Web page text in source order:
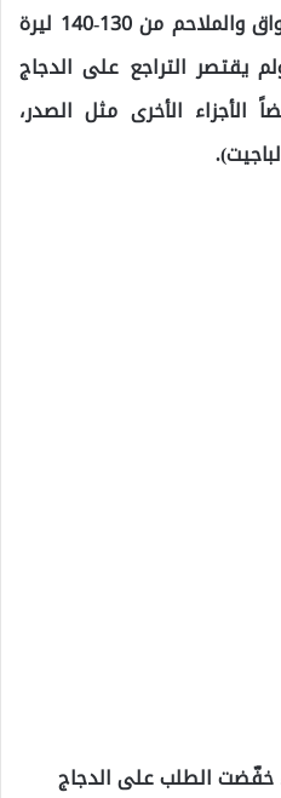
سعر الدجاج الكامل في الأسواق والملاحم من 130-140 ليرة
90 و100 ليرة. ولم يقتصر التراجع على الدجاج
الأخرى مثل الصدر،
خفّضت الطلب على الدجاج